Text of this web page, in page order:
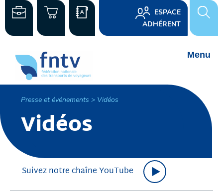
ESPACE
ADHÉRENT
Presse et événements > Vidéos
Vidéos
Suivez notre chaîne YouTube